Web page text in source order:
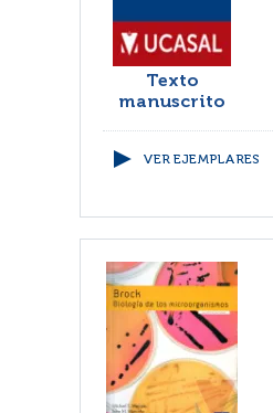
Texto
manuscrito
VER EJEMPLARES